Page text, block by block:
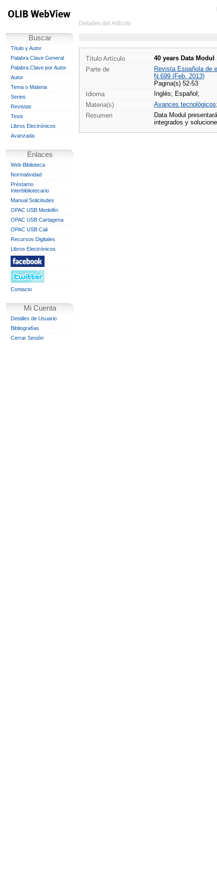
Buscar
Título y Autor
Palabra Clave General
Palabra Clave por Autor
Autor
Tema o Materia
Series
Revistas
Tesis
Libros Electrónicos
Avanzada
Enlaces
Web Biblioteca
Normatividad
Préstamo
Interbibliotecario
Manual Solicitudes
OPAC USB Medellín
OPAC USB Cartagena
OPAC USB Cali
Recursos Digitales
Libros Electrónicos
Contacto
Mi Cuenta
Detalles de Usuario
Bibliografías
Cerrar Sesión
Detalles del Artículo
Título Artículo
40 years Data Modul
Parte de
Revista Española de
N.699 (Feb. 2013)
Pagina(s) 52-53
Idioma
Inglés; Español;
Materia(s)
Avances tecnológicos
Resumen
Data Modul
integrados y